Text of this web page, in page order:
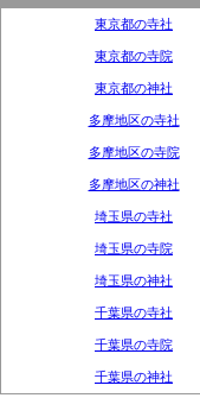
東京都の寺社
東京都の寺院
東京都の神社
多摩地区の寺社
多摩地区の寺院
多摩地区の神社
埼玉県の寺社
埼玉県の寺院
埼玉県の神社
千葉県の寺社
千葉県の寺院
千葉県の神社